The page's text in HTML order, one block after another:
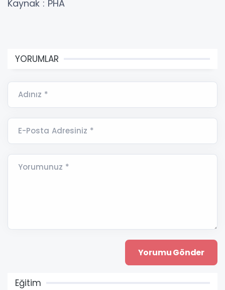
Kaynak : PHA
YORUMLAR
Adınız *
E-Posta Adresiniz *
Yorumunuz *
Eğitim